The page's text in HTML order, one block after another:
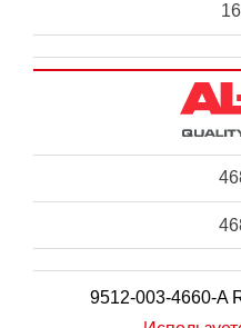
9512-003-4660-A